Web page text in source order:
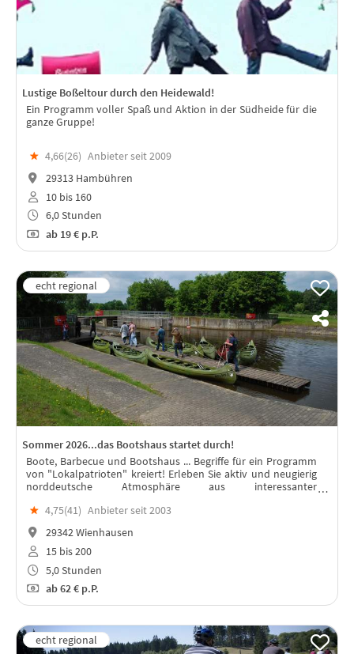
Lustige Boßeltour durch den Heidewald!
Ein Programm voller Spaß und Aktion in der Südheide für die
ganze Gruppe!
★ 4,66(26) Anbieter seit 2009
29313 Hambühren
10 bis 160
6,0 Stunden
ab19 € p.P.
Sommer 2026...das Bootshaus startet durch!
Boote, Barbecue und Bootshaus ... Begriffe für ein Programm
von "Lokalpatrioten" kreiert! Erleben Sie aktiv und neugierig
norddeutsche Atmosphäre aus interessanter
★ 4,75(41) Anbieter seit 2003
29342 Wienhausen
15 bis 200
5,0 Stunden
ab62 € p.P.